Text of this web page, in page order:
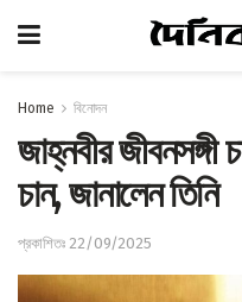
Home বিনোদন
জাহ্নবীর
চান, জানালেন তিনি
প্রকাশিতঃ 22/09/2025